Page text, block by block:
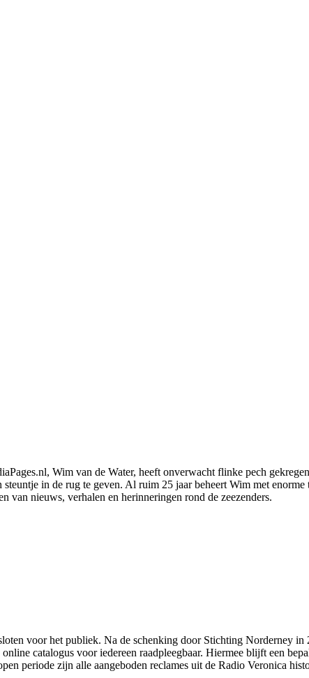
Wim van de Water, heeft onverwacht flinke pech
in de rug te geven. Al ruim 25 jaar beheert Wim met
van nieuws, verhalen en herinneringen rond de zeezenders.
voor het publiek. Na de schenking door Stichting Norderney in
catalogus voor iedereen raadpleegbaar. Hiermee blijft een
periode zijn alle aangeboden reclames uit de Radio Veronica